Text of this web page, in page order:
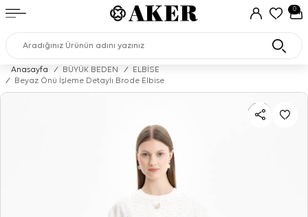
0
Anasayfa / BÜYÜK BEDEN /
ELBİSE
/
Beyaz Önü İşleme Detaylı Brode Elbise